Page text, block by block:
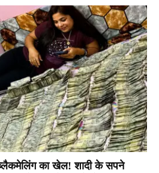
ब्लैकमेलिंग का खेल! शादी के सपने